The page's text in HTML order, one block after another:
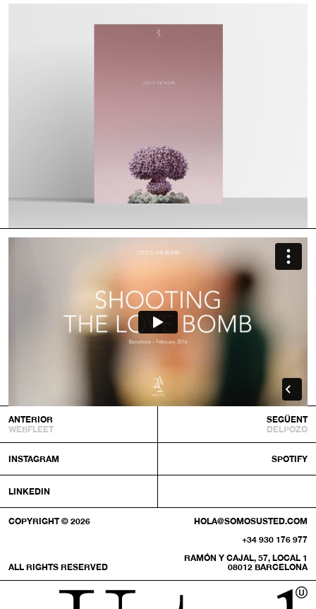
ANTERIOR
WEBFLEET
SEGÜENT
DELPOZO
INSTAGRAM SPOTIFY
LINKEDIN
COPYRIGHT © 2026
ALL RIGHTS RESERVED
HOLA@SOMOSUSTED.COM
+34 930 176 977
RAMÓN Y CAJAL, 57, LOCAL 1
08012 BARCELONA